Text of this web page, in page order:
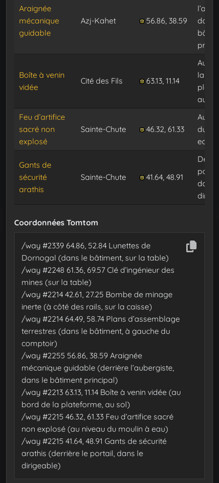
Araignée
mécanique
guidable
Azj-Kahet 56.86, 38.59
dans
Boîte à venin
vidée
Cité des Fils 63.13, 11.14
Au
la
au sol
Feu d’artifice
sacré non
explosé
Sainte-Chute 46.32, 61.33
Au
du
eau
Gants de
sécurité
arathis
Sainte-Chute 41.64, 48.91
dans
Coordonnées Tomtom
/way #2339 64.86, 52.84 Lunettes de
Dornogal (dans le bâtiment, sur la table)
/way #2248 61.36, 69.57 Clé d’ingénieur des
mines (sur la table)
/way #2214 42.61, 27.25 Bombe de minage
inerte (à côté des rails, sur la caisse)
/way #2214 64.49, 58.74 Plans d’assemblage
terrestres (dans le bâtiment, à gauche du
comptoir)
/way #2255 56.86, 38.59 Araignée
mécanique guidable (derrière l’aubergiste,
dans le bâtiment principal)
/way #2213 63.13, 11.14 Boîte à venin vidée (au
bord de la plateforme, au sol)
/way #2215 46.32, 61.33 Feu d’artifice sacré
non explosé (au niveau du moulin à eau)
/way #2215 41.64, 48.91 Gants de sécurité
arathis (derrière le portail, dans le
dirigeable)